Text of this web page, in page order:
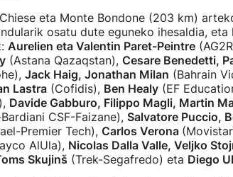
eta Monte Bondone (203 km)
osatu dute eguneko ihesaldia,
Aurelien eta Valentin Paret-Peintre
(Astana Qazaqstan), Cesare Benedetti,
Jack Haig, Jonathan Milan (Bahrain
Lastra (Cofidis), Ben Healy (EF
Davide Gabburo, Filippo Magli, Martin
CSF-Faizane), Salvatore Puccio,
Premier Tech), Carlos Verona
AlUla), Nicolas Dalla Valle, Veljko
Skujinš (Trek-Segafredo) eta Diego